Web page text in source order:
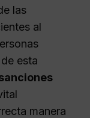
las
al
esta
manera